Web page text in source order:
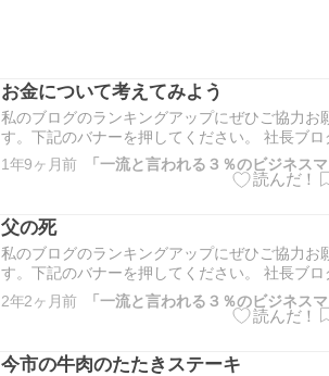
お金について考えてみよう
私のブログのランキングアップにぜひご協力お
す。下記のバナーを押してください。 社長ブロ
ング 仙台市ランキング こちらもよろしくお願
にほんブログ村 「お金持ちになりたい！」 み
のか？ 「贅沢は…
1年9ヶ月前
父の死
私のブログのランキングアップにぜひご協力お
す。下記のバナーを押してください。 社長ブロ
ング 仙台市ランキング こちらもよろしくお願
にほんブログ村 3月16日の土曜日、それまでの
いた夫婦二人で…
2年2ヶ月前
今市の牛肉のたたきステーキ